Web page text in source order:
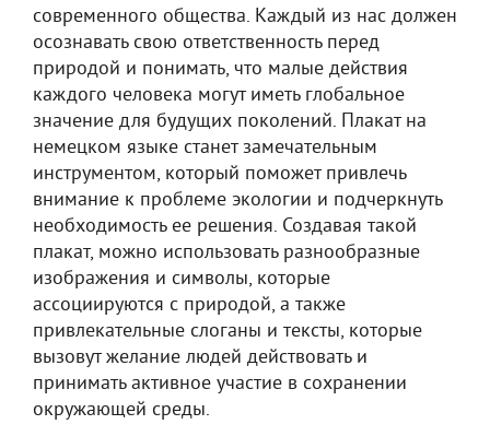
современного общества. Каждый из нас должен
осознавать свою ответственность перед
природой и понимать, что малые действия
каждого человека могут иметь глобальное
значение для будущих поколений. Плакат на
немецком языке станет замечательным
инструментом, который поможет привлечь
внимание к проблеме экологии и подчеркнуть
необходимость ее решения. Создавая такой
плакат, можно использовать разнообразные
изображения и символы, которые
ассоциируются с природой, а также
привлекательные слоганы и тексты, которые
вызовут желание людей действовать и
принимать активное участие в сохранении
окружающей среды.